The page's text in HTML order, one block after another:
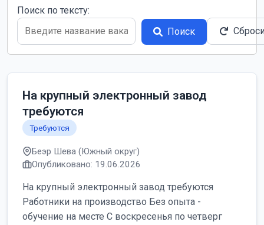
Поиск по тексту:
Поиск
На крупный электронный завод
требуются
Требуются
Беэр Шева (Южный округ)
Опубликовано: 19.06.2026
На крупный электронный завод требуются
Работники на производство Без опыта -
обучение на месте С воскресенья по четверг